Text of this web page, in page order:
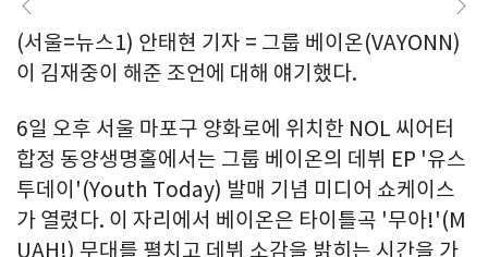
(서울=뉴스1) 안태현 기자 = 그룹 베이온(VAYONN)
이 김재중이 해준 조언에 대해 얘기했다.
6일 오후 서울 마포구 양화로에 위치한 NOL 씨어터
합정 동양생명홀에서는 그룹 베이온의 데뷔 EP '유스
투데이'(Youth Today) 발매 기념 미디어 쇼케이스
가 열렸다. 이 자리에서 베이온은 타이틀곡 '무아!'(M
UAH!) 무대를 펼치고 데뷔 소감을 밝히는 시간을 가